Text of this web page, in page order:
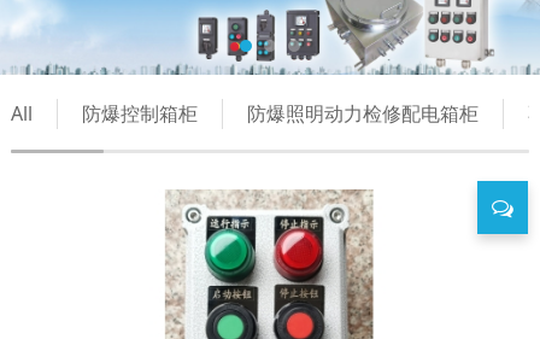
All 防爆控制箱柜 防爆照明动力检修配电箱柜